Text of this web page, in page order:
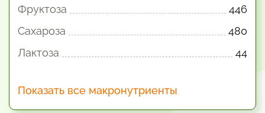
Фруктоза
446
Сахароза
480
Лактоза
44
Показать все макронутриенты